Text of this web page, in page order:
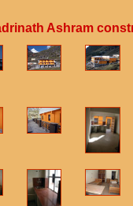
Ashram